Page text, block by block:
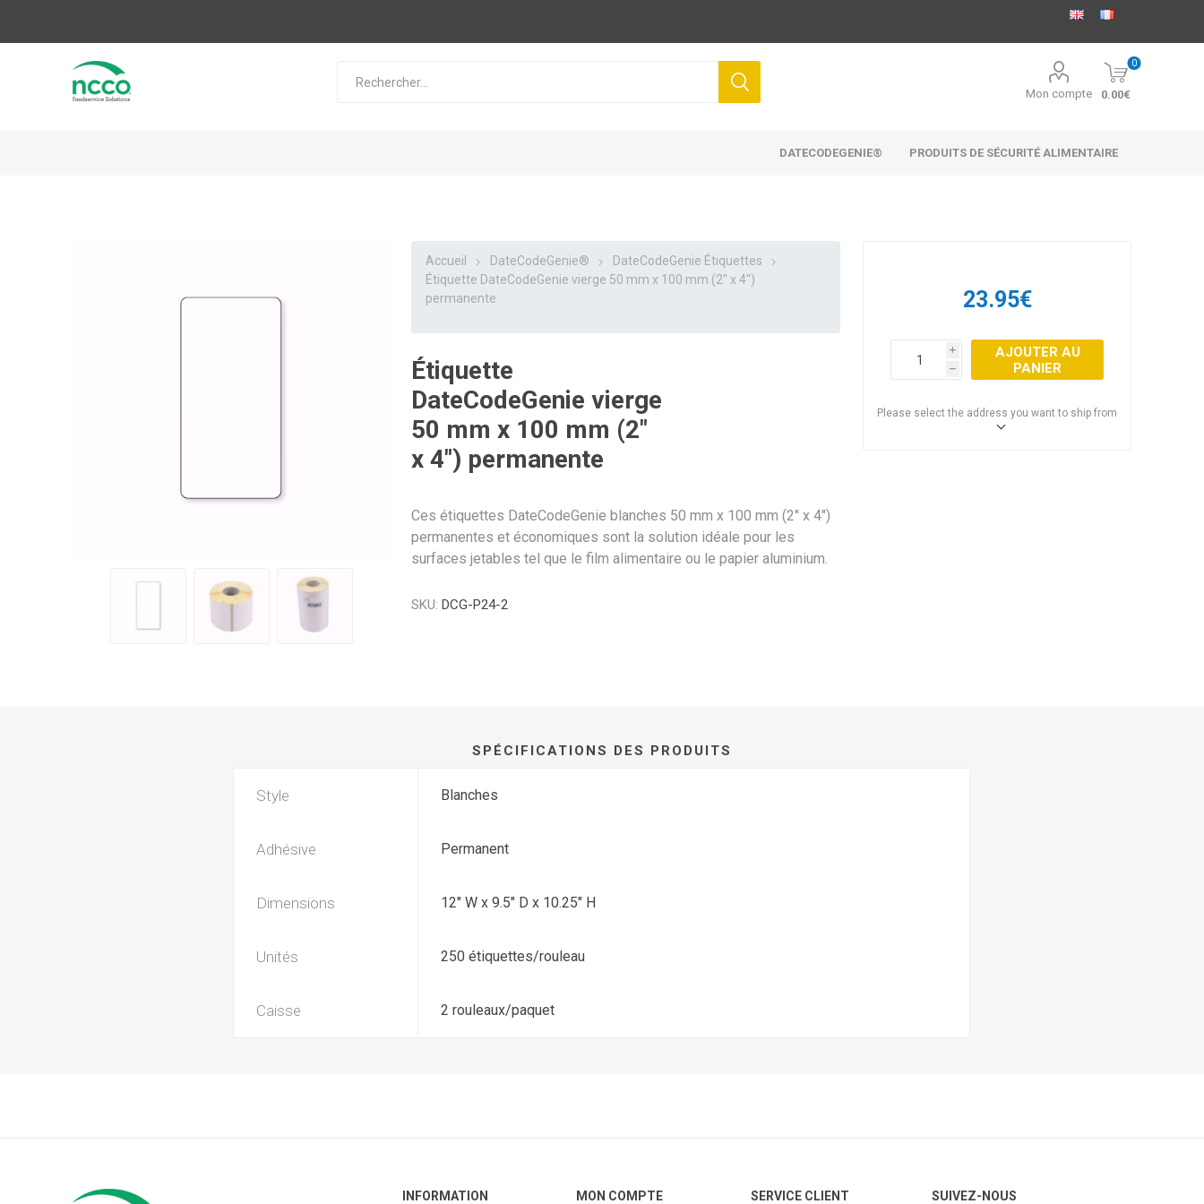
Mon compte
0
0.00€
DATECODEGENIE® PRODUITS DE SÉCURITÉ ALIMENTAIRE
Accueil DateCodeGenie®
DateCodeGenie Étiquettes
Étiquette DateCodeGenie vierge 50 mm x 100 mm (2″ x 4″)
permanente
Étiquette
DateCodeGenie vierge
50 mm x 100 mm (2″
x 4″) permanente
Ces étiquettes DateCodeGenie blanches 50 mm x 100 mm (2″ x 4″)
permanentes et économiques sont la solution idéale pour les
surfaces jetables tel que le film alimentaire ou le papier aluminium.
SKU: DCG-P24-2
23.95€
i
h
AJOUTER AU
PANIER
Please select the address you want to ship from
SPÉCIFICATIONS DES PRODUITS
Style Blanches
Adhésive Permanent
Dimensions 12" W x 9.5" D x 10.25" H
Unités 250 étiquettes/rouleau
Caisse 2 rouleaux/paquet
INFORMATION MON COMPTE SERVICE CLIENT SUIVEZ-NOUS